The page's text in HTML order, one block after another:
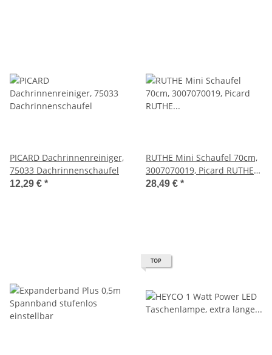
PICARD Dachrinnenreiniger,
75033 Dachrinnenschaufel
12,29 € *
RUTHE Mini Schaufel 70cm,
3007070019, Picard RUTHE
Micro-Schaufel
28,49 € *
TOP